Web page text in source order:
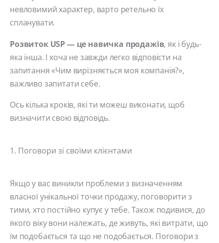
невловимий характер, варто ретельно їх
спланувати.
Розвиток USP — це навичка продажів, як і будь-
яка інша. І хоча не завжди легко відповісти на
запитання «Чим вирізняється моя компанія?»,
важливо запитати себе.
Ось кілька кроків, які ти можеш виконати, щоб
визначити свою відповідь.
1. Поговори зі своїми клієнтами
Якщо у вас виникли проблеми з визначенням
власної унікальної точки продажу, поговорити з
тими, хто постійно купує у тебе. Також подивися, до
якого віку вони належать, де живуть, які витрати, що
їм подобається та що не подобається. Поговори з